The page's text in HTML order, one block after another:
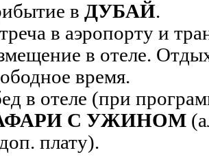
в ДУБАЙ.
в аэропорту и
в отеле.
время.
в отеле (при
С УЖИНОМ
плату).